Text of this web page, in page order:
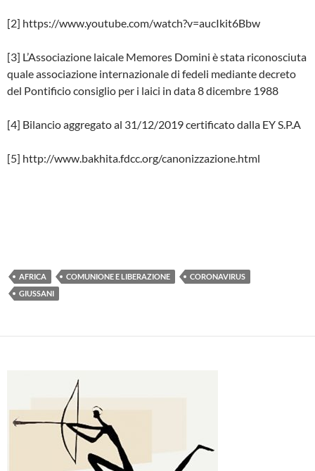
[2] https://www.youtube.com/watch?v=aucIkit6Bbw
[3] L’Associazione laicale Memores Domini è stata riconosciuta
quale associazione internazionale di fedeli mediante decreto
del Pontificio consiglio per i laici in data 8 dicembre 1988
[4] Bilancio aggregato al 31/12/2019 certificato dalla EY S.P.A
[5] http://www.bakhita.fdcc.org/canonizzazione.html
AFRICA COMUNIONE E LIBERAZIONE
CORONAVIRUS
GIUSSANI